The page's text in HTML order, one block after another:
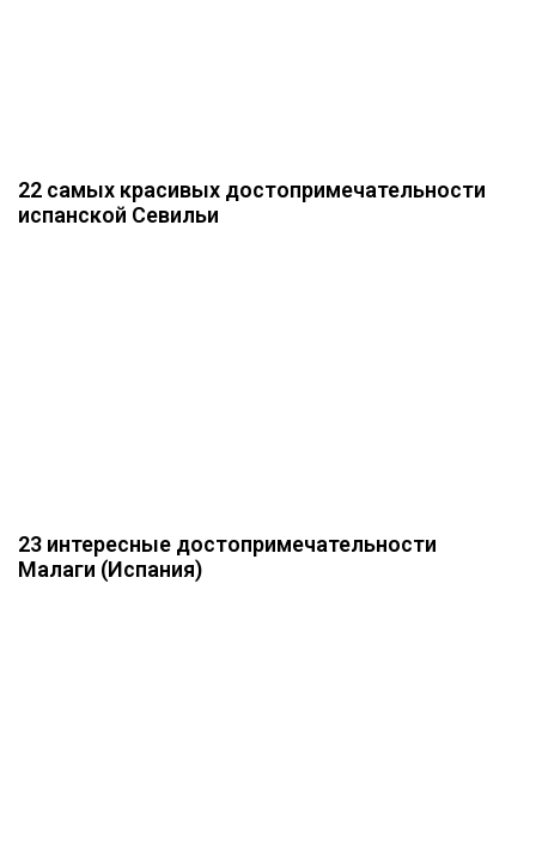
22 самых красивых достопримечательности
испанской Севильи
23 интересные достопримечательности
Малаги (Испания)